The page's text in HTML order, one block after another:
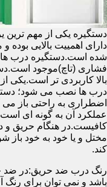
دستگیره یکی از مهم
دارای اهمییت بالایی
شده است.دستگیره درب
فشاری (تاچ)موجود
بالا کاربردی تر است.یکی
درب ها نصب می شود؛
اضطراری به راحتی باز می
عملکرد آن به گونه ای
کافیست.در هنگام حریق و
مختل و یا خود به خود باز
کند.
رنگ درب ضد حریق:در ضد
باشد و نمی توان برای